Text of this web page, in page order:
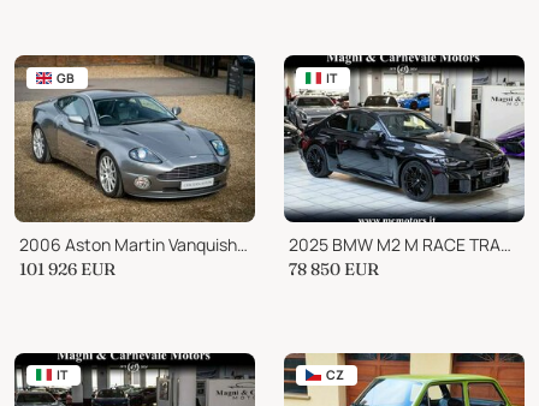
GB
2006 Aston Martin Vanquish S
101 926 EUR
IT
2025 BMW M2 M RACE TRACK PACK|CARBON PACK|HARMAN KARDON|SEDILI
78 850 EUR
IT CZ